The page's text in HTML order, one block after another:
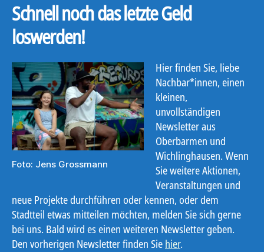
Schnell noch das letzte Geld
loswerden!
Foto: Jens Grossmann
Hier finden Sie, liebe
Nachbar*innen, einen
kleinen,
unvollständigen
Newsletter aus
Oberbarmen und
Wichlinghausen. Wenn
Sie weitere Aktionen,
Veranstaltungen und
neue Projekte durchführen oder kennen, oder dem
Stadtteil etwas mitteilen möchten, melden Sie sich gerne
bei uns. Bald wird es einen weiteren Newsletter geben.
Den vorherigen Newsletter finden Sie hier.